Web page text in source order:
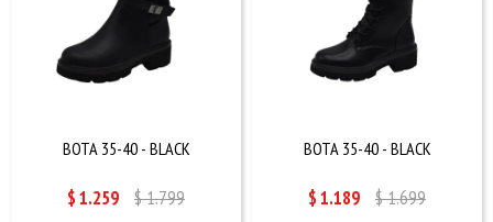
BOTA 35-40 - BLACK
$1.259 $1.799
BOTA 35-40 - BLACK
$1.189 $1.699